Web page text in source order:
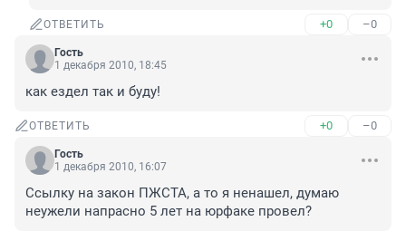
ОТВЕТИТЬ +0 –0
Гость
1 декабря 2010, 18:45
как ездел так и буду!
ОТВЕТИТЬ +0 –0
Гость
1 декабря 2010, 16:07
Ссылку на закон ПЖСТА, а то я ненашел, думаю
неужели напрасно 5 лет на юрфаке провел?